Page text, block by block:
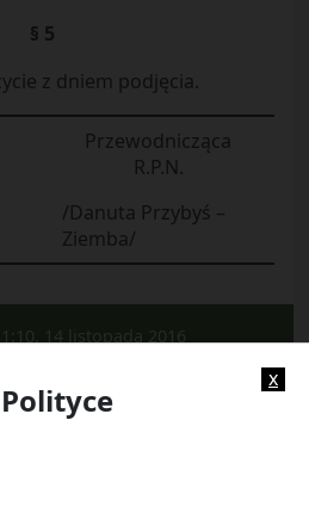
§ 5
z dniem podjęcia.
Przewodnicząca
R.P.N.
/Danuta Przybyś –
Ziemba/
14 listopada 2016
x